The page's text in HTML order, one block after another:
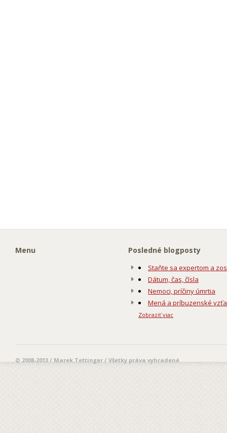
Menu Posledné blogposty
Staňte sa expertom a
Dátum, čas, čísla
Nemoci, príčiny úmrtia
Mená a príbuzenské
Zobraziť viac
© 2008-2013 / Marek Tettinger / Všetky práva vyhradené